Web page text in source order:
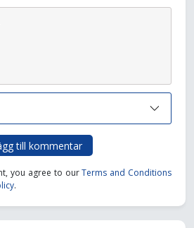
till kommentar
you agree to ourTerms and Conditions
.